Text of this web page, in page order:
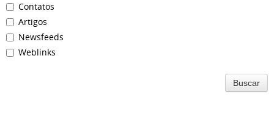
Contatos
Artigos
Newsfeeds
Weblinks
Buscar